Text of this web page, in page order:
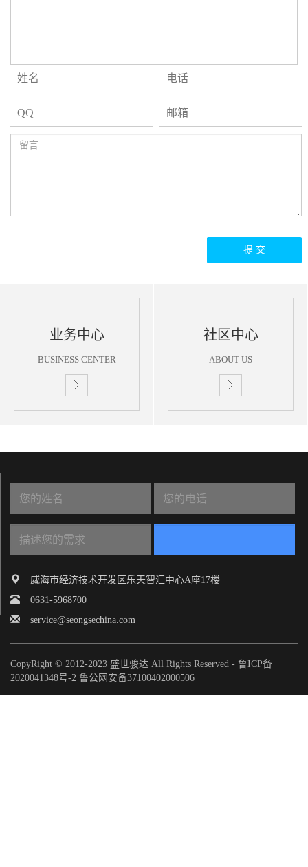
提 交
业务中心
BUSINESS CENTER
社区中心
ABOUT US
威海市经济技术开发区乐天智汇中心A座17楼
0631-5968700
service@seongsechina.com
CopyRight © 2012-2023 盛世骏达 All Rights Reserved - 鲁ICP备
2020041348号-2 鲁公网安备37100402000506